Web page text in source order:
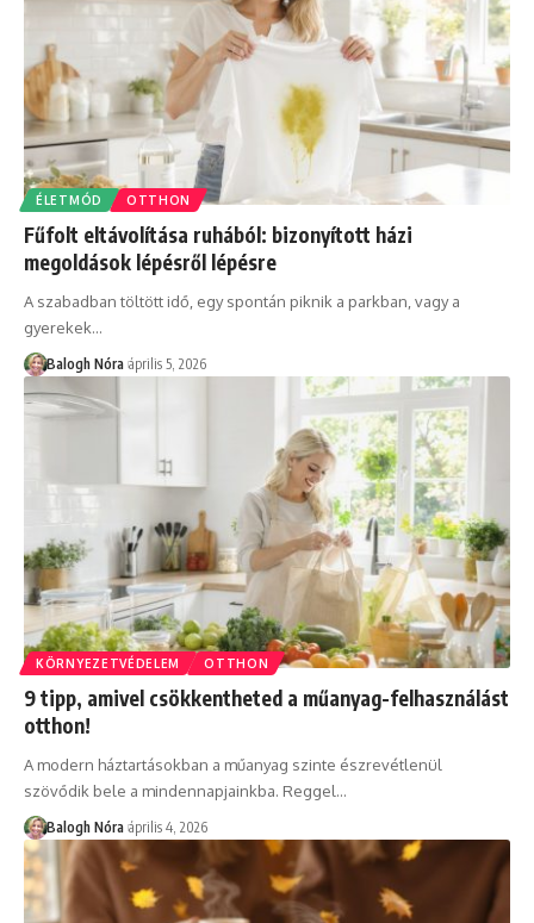
ÉLETMÓD OTTHON
Fűfolt eltávolítása ruhából: bizonyított házi
megoldások lépésről lépésre
A szabadban töltött idő, egy spontán piknik a parkban, vagy a
gyerekek…
Balogh Nóra április 5, 2026
KÖRNYEZETVÉDELEM OTTHON
9 tipp, amivel csökkentheted a műanyag-felhasználást
otthon!
A modern háztartásokban a műanyag szinte észrevétlenül
szövődik bele a mindennapjainkba. Reggel…
Balogh Nóra április 4, 2026